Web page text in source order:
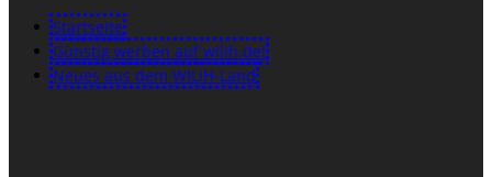
Startseite
Günstig werben auf wilih.de!
Neues aus dem WILIH-Land